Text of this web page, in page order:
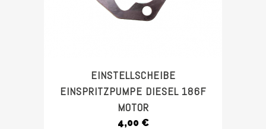
EINSTELLSCHEIBE
EINSPRITZPUMPE DIESEL 186F
MOTOR
4,00 €